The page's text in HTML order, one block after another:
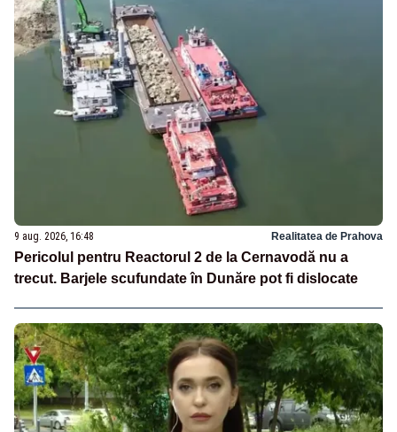
9 aug. 2026, 16:48 Realitatea de Prahova
Pericolul pentru Reactorul 2 de la Cernavodă nu a
trecut. Barjele scufundate în Dunăre pot fi dislocate